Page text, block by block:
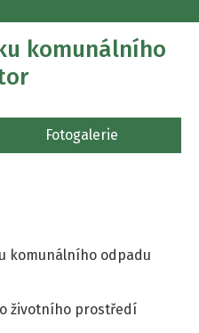
komunálního
Fotogalerie
komunálního odpadu
životního prostředí